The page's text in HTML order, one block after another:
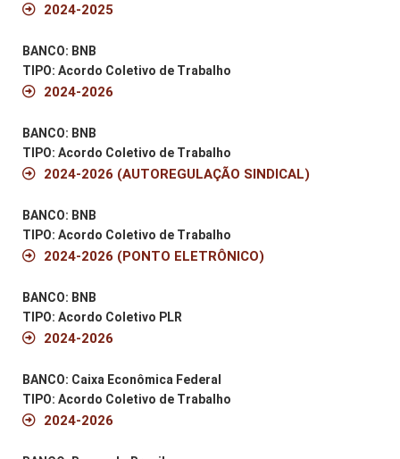
2024-2025
BANCO: BNB
TIPO: Acordo Coletivo de Trabalho
2024-2026
BANCO: BNB
TIPO: Acordo Coletivo de Trabalho
2024-2026 (AUTOREGULAÇÃO SINDICAL)
BANCO: BNB
TIPO: Acordo Coletivo de Trabalho
2024-2026 (PONTO ELETRÔNICO)
BANCO: BNB
TIPO: Acordo Coletivo PLR
2024-2026
BANCO: Caixa Econômica Federal
TIPO: Acordo Coletivo de Trabalho
2024-2026